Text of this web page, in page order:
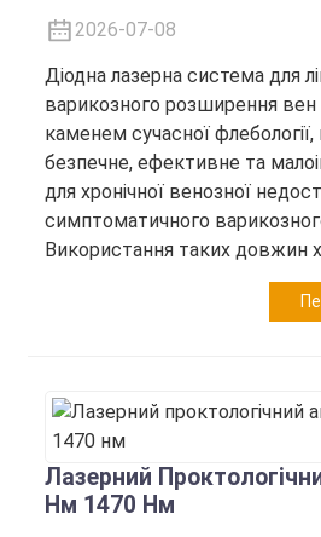
2026-07-08
Діодна лазерна система для
варикозного розширення вен
каменем сучасної
безпечне, ефективне та
для хронічної венозної
симптоматичного
Використання таких довжин
Лазерний
Нм 1470 Нм